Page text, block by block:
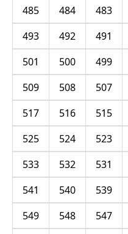
483
484
485
491
492
493
499
500
501
507
508
509
515
516
517
523
524
525
531
532
533
539
540
541
547
548
549